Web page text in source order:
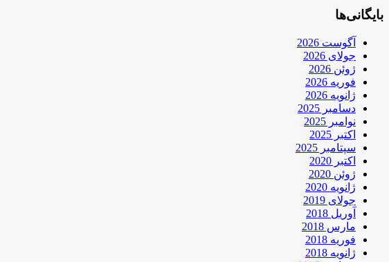
بایگانی‌ها
آگوست 2026
جولای 2026
ژوئن 2026
فوریه 2026
ژانویه 2026
دسامبر 2025
نوامبر 2025
اکتبر 2025
سپتامبر 2025
اکتبر 2020
ژوئن 2020
ژانویه 2020
جولای 2019
آوریل 2018
مارس 2018
فوریه 2018
ژانویه 2018